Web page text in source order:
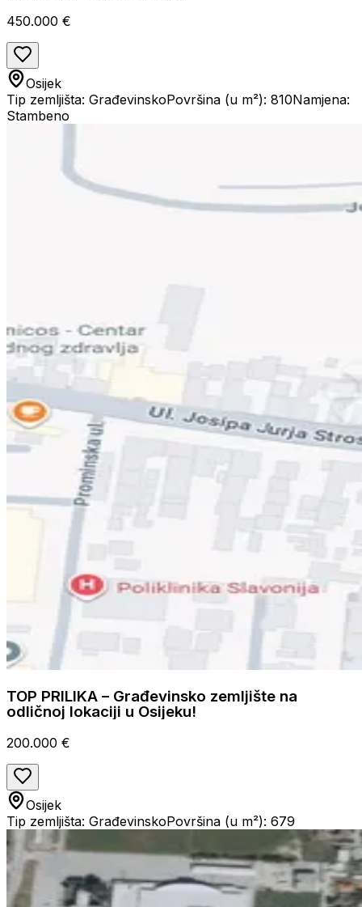
450.000 €
Osijek
Tip zemljišta: GrađevinskoPovršina (u m²): 810Namjena:
Stambeno
TOP PRILIKA – Građevinsko zemljište na
odličnoj lokaciji u Osijeku!
200.000 €
Osijek
Tip zemljišta: GrađevinskoPovršina (u m²): 679